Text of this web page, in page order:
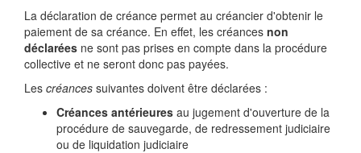
La déclaration de créance permet au créancier d'obtenir le
paiement de sa créance. En effet, les créances non
déclarées ne sont pas prises en compte dans la procédure
collective et ne seront donc pas payées.
Les créances suivantes doivent être déclarées :
Créances antérieures au jugement d'ouverture de la
procédure de sauvegarde, de redressement judiciaire
ou de liquidation judiciaire